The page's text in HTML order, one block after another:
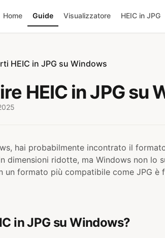
Home Guide Visualizzatore HEIC in JPG
HEIC in JPG su Windows
HEIC in JPG su
hai probabilmente incontrato il
dimensioni ridotte, ma Windows non lo
un formato più compatibile come JPG è
in JPG su Windows?